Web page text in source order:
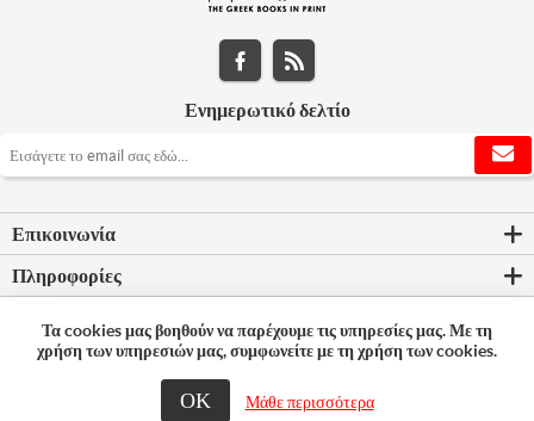
Ενημερωτικό δελτίο
Επικοινωνία
Πληροφορίες
Ο λογαριασμός μου
© 2026 Bookleader
Τα cookies μας βοηθούν να παρέχουμε τις υπηρεσίες μας. Με τη
χρήση των υπηρεσιών μας, συμφωνείτε με τη χρήση των cookies.
ΟΚ Μάθε περισσότερα